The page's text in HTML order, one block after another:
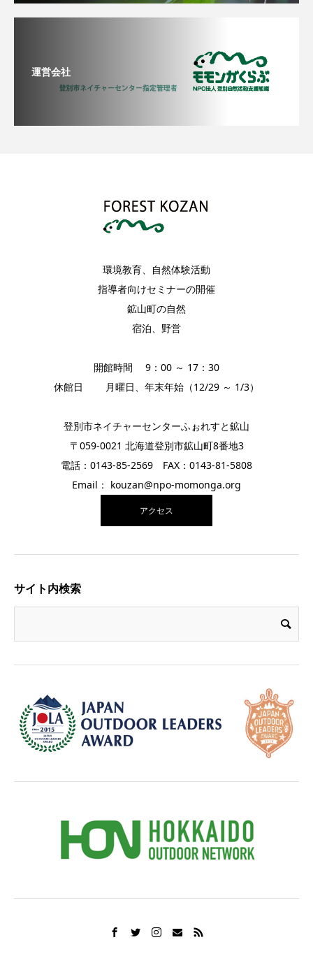
運営会社
環境教育、自然体験活動
指導者向けセミナーの開催
鉱山町の自然
宿泊、野営
開館時間 9：00 ～ 17：30
休館日 月曜日、年末年始（12/29 ～ 1/3）
登別市ネイチャーセンターふぉれすと鉱山
〒059-0021 北海道登別市鉱山町8番地3
電話：0143-85-2569 FAX：0143-81-5808
Email： kouzan@npo-momonga.org
アクセス
サイト内検索